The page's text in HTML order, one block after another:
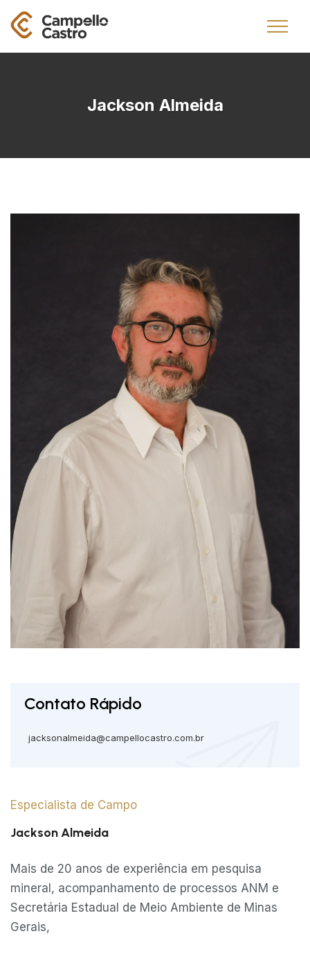
Jackson Almeida
Contato Rápido
jacksonalmeida@campellocastro.com.br
Especialista de Campo
Jackson Almeida
Mais de 20 anos de experiência em pesquisa
mineral, acompanhamento de processos ANM e
Secretária Estadual de Meio Ambiente de Minas
Gerais,